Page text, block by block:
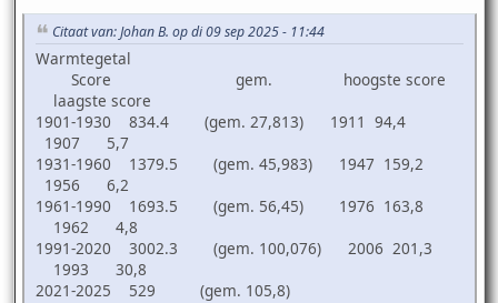
Citaat van: Johan B. op di 09 sep 2025 - 11:44
Warmtegetal
Score gem. hoogste score
laagste score
1901-1930 834.4 (gem. 27,813) 1911 94,4
1907 5,7
1931-1960 1379.5 (gem. 45,983) 1947 159,2
1956 6,2
1961-1990 1693.5 (gem. 56,45) 1976 163,8
1962 4,8
1991-2020 3002.3 (gem. 100,076) 2006 201,3
1993 30,8
2021-2025 529 (gem. 105,8)